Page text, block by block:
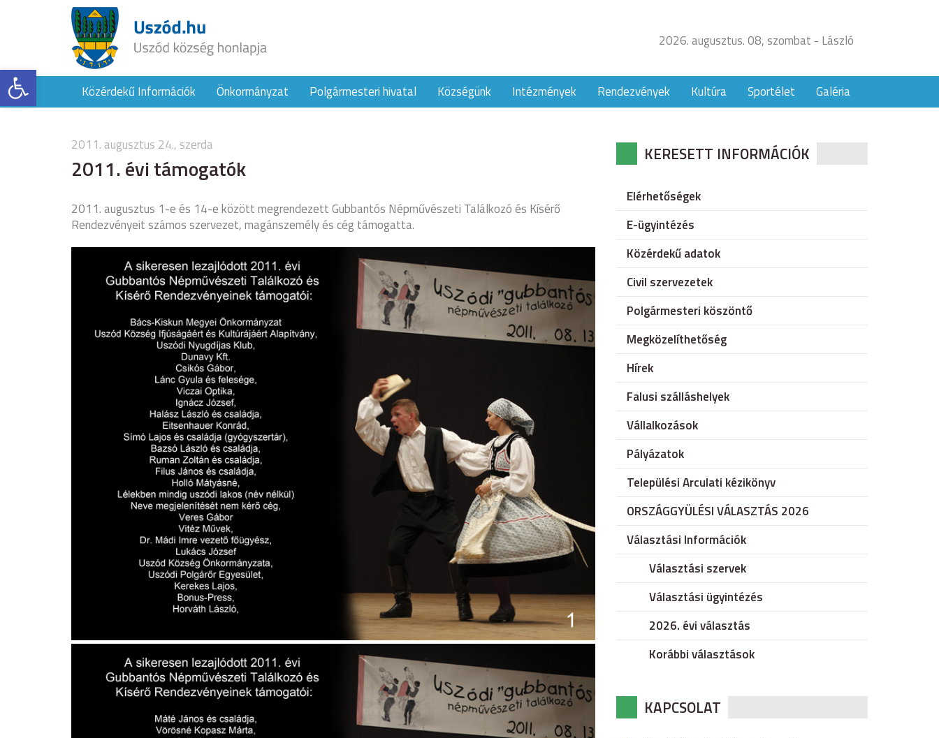
Eszköztár megnyitása
2026. augusztus. 08, szombat - László
Közérdekű Információk Önkormányzat Polgármesteri hivatal Községünk Intézmények Rendezvények Kultúra Sportélet Galéria
2011. augusztus 24., szerda
2011. évi támogatók
2011. augusztus 1-e és 14-e között megrendezett Gubbantós Népművészeti Találkozó és Kísérő
Rendezvényeit számos szervezet, magánszemély és cég támogatta.
KERESETT INFORMÁCIÓK
Elérhetőségek
E-ügyintézés
Közérdekű adatok
Civil szervezetek
Polgármesteri köszöntő
Megközelíthetőség
Hírek
Falusi szálláshelyek
Vállalkozások
Pályázatok
Települési Arculati kézikönyv
ORSZÁGGYÜLÉSI VÁLASZTÁS 2026
Választási Információk
Választási szervek
Választási ügyintézés
2026. évi választás
Korábbi választások
KAPCSOLAT